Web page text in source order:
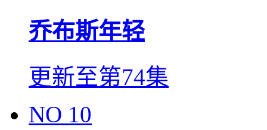
乔布斯年轻
更新至第74集
NO 10